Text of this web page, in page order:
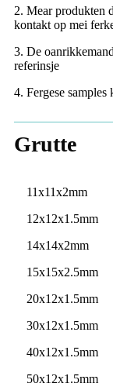
2. Mear produkten
kontakt op mei
3. De
referinsje
4. Fergese
Grutte
11x11x2mm
12x12x1.5mm
14x14x2mm
15x15x2.5mm
20x12x1.5mm
30x12x1.5mm
40x12x1.5mm
50x12x1.5mm